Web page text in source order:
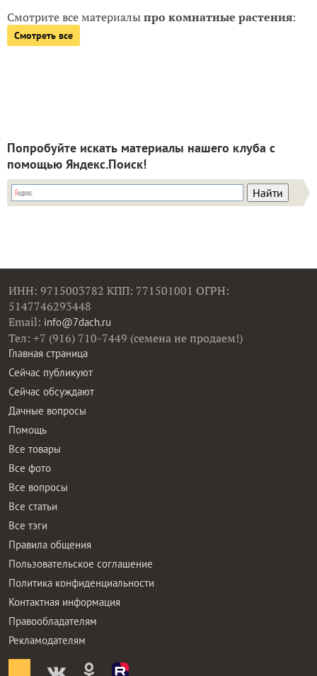
Смотрите все материалыпро комнатные растения:
Смотреть все
Попробуйте искать материалы нашего клуба с
помощью Яндекс.Поиск!
ИНН: 9715003782 КПП: 771501001 ОГРН:
5147746293448
Email: info@7dach.ru
Тел: +7 (916) 710-7449 (семена не продаем!)
Главная страница
Сейчас публикуют
Сейчас обсуждают
Дачные вопросы
Помощь
Все товары
Все фото
Все вопросы
Все статьи
Все тэги
Правила общения
Пользовательское соглашение
Политика конфиденциальности
Контактная информация
Правообладателям
Рекламодателям